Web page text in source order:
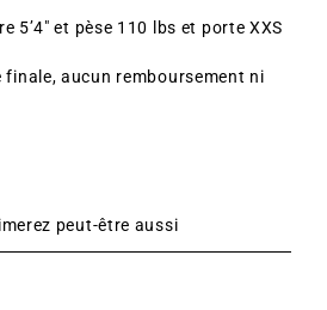
5’4″ et pèse 110 lbs et porte XXS
finale, aucun remboursement ni
peut-être aussi